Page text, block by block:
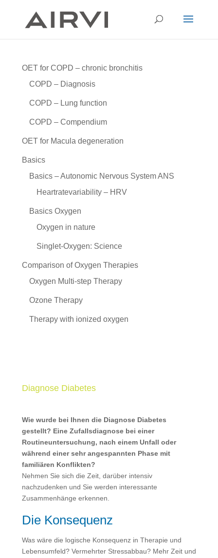
OET for COPD – chronic bronchitis
COPD – Diagnosis
COPD – Lung function
COPD – Compendium
OET for Macula degeneration
Basics
Basics – Autonomic Nervous System ANS
Heartratevariability – HRV
Basics Oxygen
Oxygen in nature
Singlet-Oxygen: Science
Comparison of Oxygen Therapies
Oxygen Multi-step Therapy
Ozone Therapy
Therapy with ionized oxygen
Diagnose Diabetes
Wie wurde bei Ihnen die Diagnose Diabetes
gestellt? Eine Zufallsdiagnose bei einer
Routineuntersuchung, nach einem Unfall oder
während einer sehr angespannten Phase mit
familiären Konflikten?
Nehmen Sie sich die Zeit, darüber intensiv
nachzudenken und Sie werden interessante
Zusammenhänge erkennen.
Die Konsequenz
Was wäre die logische Konsequenz in Therapie und
Lebensumfeld? Vermehrter Stressabbau? Mehr Zeit und